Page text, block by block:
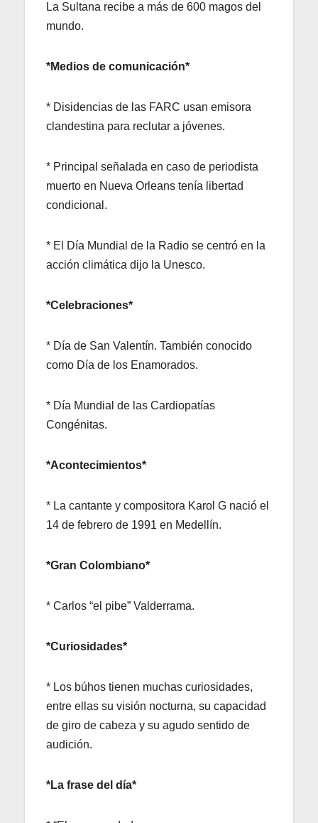
La Sultana recibe a más de 600 magos del
mundo.
*Medios de comunicación*
* Disidencias de las FARC usan emisora
clandestina para reclutar a jóvenes.
* Principal señalada en caso de periodista
muerto en Nueva Orleans tenía libertad
condicional.
* El Día Mundial de la Radio se centró en la
acción climática dijo la Unesco.
*Celebraciones*
* Día de San Valentín. También conocido
como Día de los Enamorados.
* Día Mundial de las Cardiopatías
Congénitas.
*Acontecimientos*
* La cantante y compositora Karol G nació el
14 de febrero de 1991 en Medellín.
*Gran Colombiano*
* Carlos “el pibe” Valderrama.
*Curiosidades*
* Los búhos tienen muchas curiosidades,
entre ellas su visión nocturna, su capacidad
de giro de cabeza y su agudo sentido de
audición.
*La frase del día*